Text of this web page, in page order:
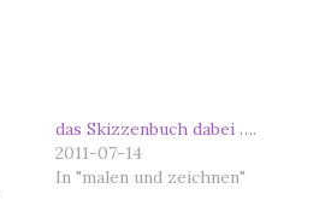
das Skizzenbuch dabei ….
2011-07-14
In "malen und zeichnen"